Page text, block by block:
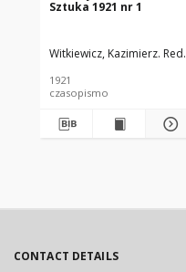
Sztuka 1921 nr 1
Witkiewicz, Kazimierz. Red.
1921
czasopismo
CONTACT DETAILS